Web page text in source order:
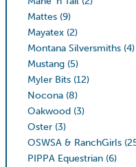
Mattes (9)
Mayatex (2)
Montana Silversmiths (4)
Mustang (5)
Myler Bits (12)
Nocona (8)
Oakwood (3)
Oster (3)
OSWSA & RanchGirls
PIPPA Equestrian (6)